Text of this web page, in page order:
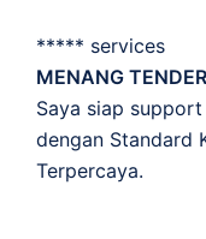
***** services
MENANG
Saya siap
dengan Standard
Terpercaya.